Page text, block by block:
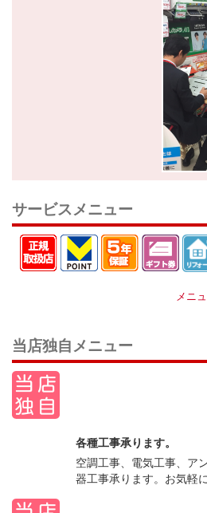
サービスメニュー
メニ
当店独自メニュー
各種工事承ります。
空調工事、電気工事、ア
器工事承ります。お気軽